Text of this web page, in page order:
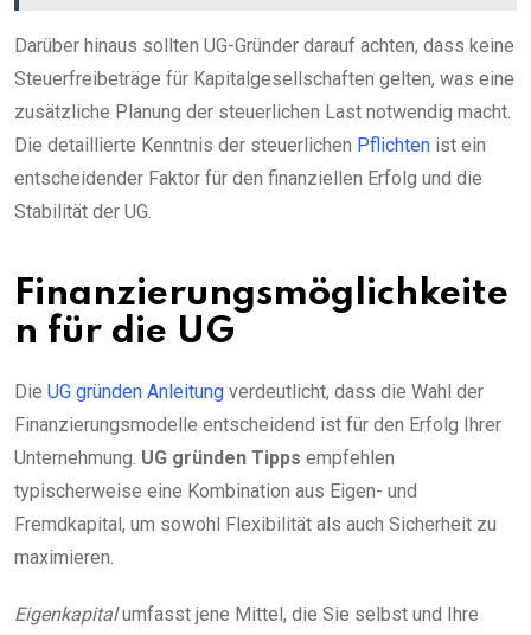
Darüber hinaus sollten UG-Gründer darauf achten, dass keine
Steuerfreibeträge für Kapitalgesellschaften gelten, was eine
zusätzliche Planung der steuerlichen Last notwendig macht.
Die detaillierte Kenntnis der steuerlichen Pflichten ist ein
entscheidender Faktor für den finanziellen Erfolg und die
Stabilität der UG.
Finanzierungsmöglichkeite
n für die UG
Die UG gründen Anleitung verdeutlicht, dass die Wahl der
Finanzierungsmodelle entscheidend ist für den Erfolg Ihrer
Unternehmung. UG gründen Tipps empfehlen
typischerweise eine Kombination aus Eigen- und
Fremdkapital, um sowohl Flexibilität als auch Sicherheit zu
maximieren.
Eigenkapitalumfasst jene Mittel, die Sie selbst und Ihre